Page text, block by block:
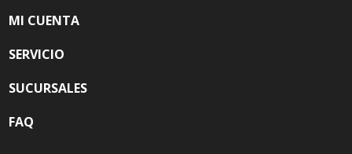
MI CUENTA
SERVICIO
SUCURSALES
FAQ